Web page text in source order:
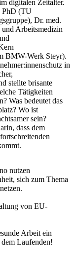
digitalen Zeitalter.
PhD (TU
Dr. med.
Arbeitsmedizin
BMW-Werk Steyr).
in
stellte brisante
Tätigkeiten
Was bedeutet das
Wo ist
sein?
dass dem
nutzen
sich zum Thema
von EU-
Arbeit ein
Laufenden!